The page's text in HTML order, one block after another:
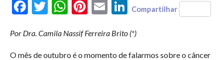
FacebookTwitterWhatsAppPinterest
Email LinkedIn
Compartilhar
Por Dra. Camila Nassif Ferreira Brito (*)
O mês de outubro é o momento de falarmos sobre o câncer